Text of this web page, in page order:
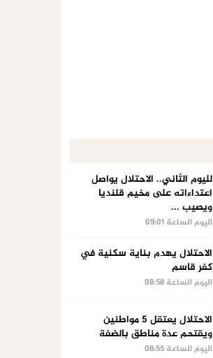
لليوم الثاني.. الاحتلال يواصل
اعتداءاته على مخيم قلنديا
ويصيب ...
اليوم الساعة 09:01
الاحتلال يهدم بناية سكنية في
كفر قاسم
اليوم الساعة 08:58
الاحتلال يعتقل 5 مواطنين
ويقتحم عدة مناطق بالضفة
اليوم الساعة 08:55